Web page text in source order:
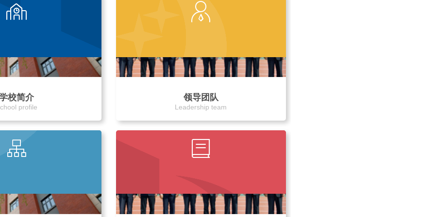
校简介
profile
领导团队
Leadership team